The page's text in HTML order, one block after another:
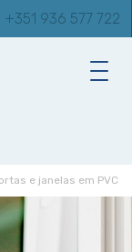
+351 936 577 722
e janelas em PVC